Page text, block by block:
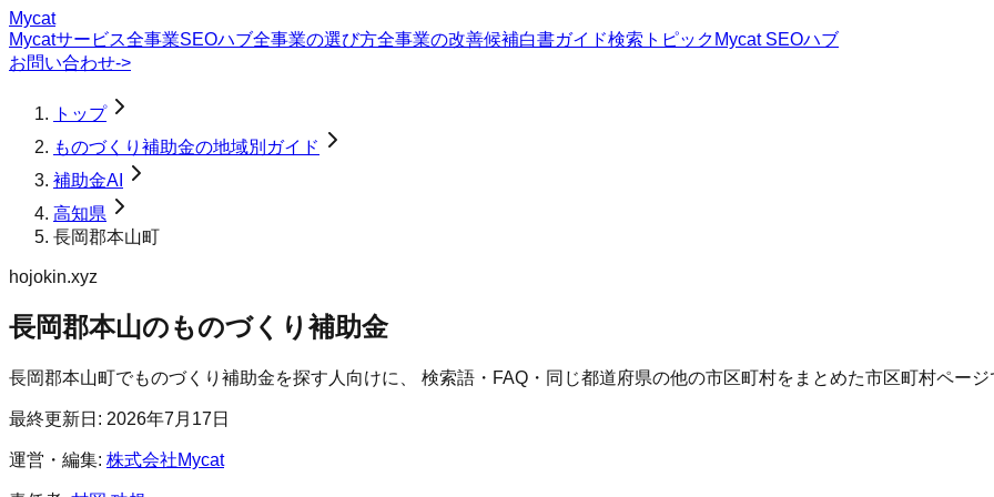
Mycat
Mycatサービス全事業SEOハブ全事業の選び方全事業の改善候補白書ガイド検索トピック Mycat SEOハブ
お問い合わせ->
トップ
ものづくり補助金の地域別ガイド
補助金AI
高知県
長岡郡本山町
hojokin.xyz
長岡郡本山のものづくり補助金
長岡郡本山町でものづくり補助金を探す人向けに、 検索語・FAQ・同じ都道府県の他の市区町村をまとめた市区町村ページ
最終更新日: 2026年7月17日
運営・編集: 株式会社Mycat